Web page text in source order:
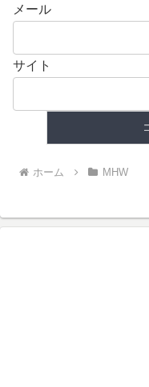
メール
サイト
ホーム MHW